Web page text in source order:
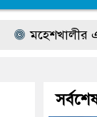
এলএনজি